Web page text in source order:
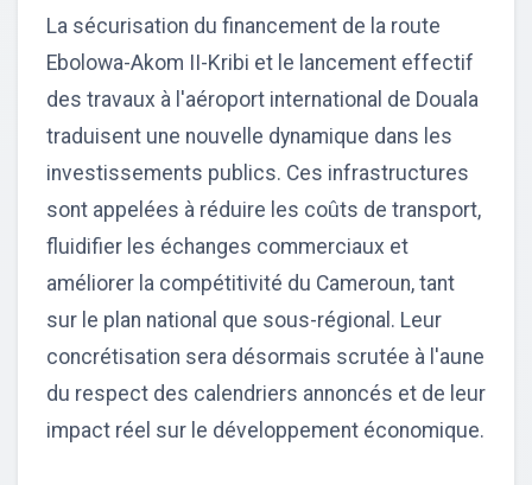
La sécurisation du financement de la route
Ebolowa-Akom II-Kribi et le lancement effectif
des travaux à l'aéroport international de Douala
traduisent une nouvelle dynamique dans les
investissements publics. Ces infrastructures
sont appelées à réduire les coûts de transport,
fluidifier les échanges commerciaux et
améliorer la compétitivité du Cameroun, tant
sur le plan national que sous-régional. Leur
concrétisation sera désormais scrutée à l'aune
du respect des calendriers annoncés et de leur
impact réel sur le développement économique.